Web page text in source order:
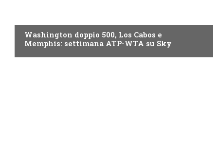
Washington doppio 500, Los Cabos e
Memphis: settimana ATP-WTA su Sky